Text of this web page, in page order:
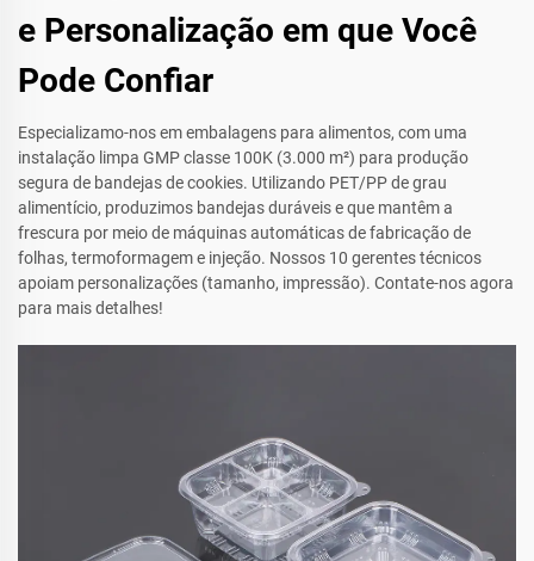
e Personalização em que Você
Pode Confiar
Especializamo-nos em embalagens para alimentos, com uma
instalação limpa GMP classe 100K (3.000 m²) para produção
segura de bandejas de cookies. Utilizando PET/PP de grau
alimentício, produzimos bandejas duráveis e que mantêm a
frescura por meio de máquinas automáticas de fabricação de
folhas, termoformagem e injeção. Nossos 10 gerentes técnicos
apoiam personalizações (tamanho, impressão). Contate-nos agora
para mais detalhes!